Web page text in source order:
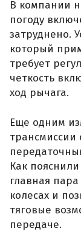
В компании
погоду
затруднено.
который
требует
четкость
ход рычага.
Еще одним
трансмиссии
Как
главная
колесах и
тяговые
передаче.